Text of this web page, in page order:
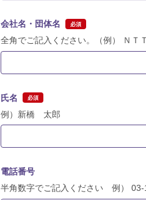
会社名・団体名
全角でご記入ください。（例） ＮＴ
氏名
例）新橋 太郎
電話番号
半角数字でご記入ください 例） 03-